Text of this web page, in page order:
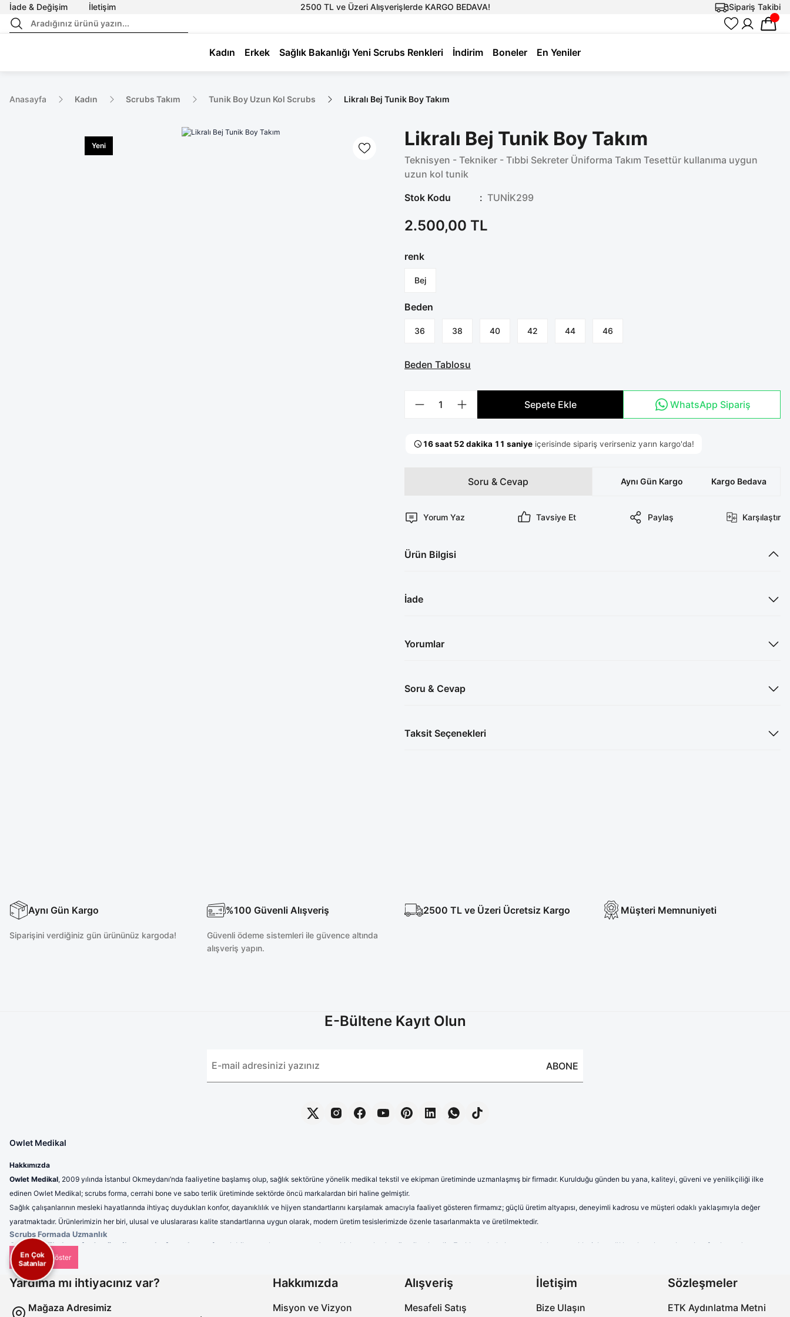
İade & Değişim İletişim 2500 TL ve Üzeri Alışverişlerde KARGO BEDAVA! Sipariş Takibi
Kadın Erkek Sağlık Bakanlığı Yeni Scrubs Renkleri İndirim Boneler En Yeniler
Anasayfa Kadın Scrubs Takım Tunik Boy Uzun Kol Scrubs Likralı Bej Tunik Boy Takım
Yeni Likralı Bej Tunik Boy Takım
Teknisyen - Tekniker - Tıbbi Sekreter Üniforma Takım Tesettür kullanıma uygun
uzun kol tunik
Stok Kodu
TUNİK299
2.500,00 TL
renk
Bej
Beden
36 38 40 42 44 46
Beden Tablosu
Sepete Ekle WhatsApp Sipariş
Soru & Cevap Aynı Gün Kargo Kargo Bedava
Yorum Yaz Tavsiye Et Paylaş Karşılaştır
Ürün Bilgisi
İade
Yorumlar
Soru & Cevap
Taksit Seçenekleri
Aynı Gün Kargo
Siparişini verdiğiniz gün ürününüz kargoda!
%100 Güvenli Alışveriş
Güvenli ödeme sistemleri ile güvence altında
alışveriş yapın.
2500 TL ve Üzeri Ücretsiz Kargo Müşteri Memnuniyeti
E-Bültene Kayıt Olun
ABONE
Owlet Medikal
Hakkımızda
Owlet Medikal, 2009 yılında İstanbul Okmeydanı’nda faaliyetine başlamış olup, sağlık sektörüne yönelik medikal tekstil ve ekipman üretiminde uzmanlaşmış bir firmadır. Kurulduğu günden bu yana, kaliteyi, güveni ve yenilikçiliği ilke
edinen Owlet Medikal; scrubs forma, cerrahi bone ve sabo terlik üretiminde sektörde öncü markalardan biri haline gelmiştir.
Sağlık çalışanlarının mesleki hayatlarında ihtiyaç duydukları konfor, dayanıklılık ve hijyen standartlarını karşılamak amacıyla faaliyet gösteren firmamız; güçlü üretim altyapısı, deneyimli kadrosu ve müşteri odaklı yaklaşımıyla değer
yaratmaktadır. Ürünlerimizin her biri, ulusal ve uluslararası kalite standartlarına uygun olarak, modern üretim tesislerimizde özenle tasarlanmakta ve üretilmektedir.
Scrubs Formada Uzmanlık
Owlet Medikal tarafından üretilen scrubs formalar
; nefes alabilen, terletmeyen ve dayanıklı kumaşlardan üretilmektedir. Farklı renk, kalıp ve model seçenekleriyle sağlık çalışanlarına hem konfor hem de
profesyonel bir görünüm sunulmaktadır. Ergonomik tasarımı sayesinde uzun saatler boyunca rahat kullanım sağlayan formalarımız, aynı zamanda modern ve şık çizgileriyle sektörde fark yaratmaktadır.
Cerrahi Bonelerde Hijyen ve Rahatlık
Hijyenin en kritik unsurlardan biri olduğu sağlık sektöründe, cerrahi bonelerimiz yüksek kalite standartları gözetilerek üretilmektedir. Nefes alabilen ve ter emici kumaşlardan imal edilen ürünlerimiz, uzun süreli
kullanımlarda dahi maksimum konfor sunar. Tek renk seçeneklerinin yanı sıra, farklı desen ve tasarımlarla çeşitlendirilen cerrahi boneler, sağlık çalışanlarının kişisel tercihlerine de hitap etmektedir.
Uzun saatler boyunca ayakta çalışan sağlık personeli için ürettiğimiz sabo terlikler, ergonomik tasarımları, ortopedik taban yapıları ve kaymaz özellikleriyle öne çıkmaktadır. Ayak sağlığını koruyan, yorgunluğu
Yardıma mı ihtiyacınız var?
Mağaza Adresimiz
Hakkımızda
Misyon ve Vizyon
Alışveriş
Mesafeli Satış
İletişim
Bize Ulaşın
Sözleşmeler
ETK Aydınlatma Metni
En Çok
Satanlar